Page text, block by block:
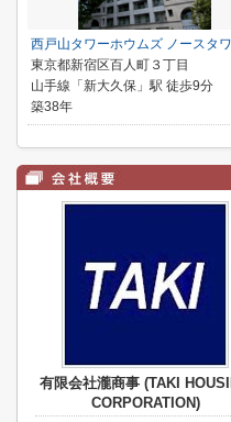
西戸山タワーホウムズ ノースタ
東京都新宿区百人町３丁目
山手線「新大久保」駅 徒歩9分
築38年
有限会社瀧商事 (TAKI
CORPORATION)